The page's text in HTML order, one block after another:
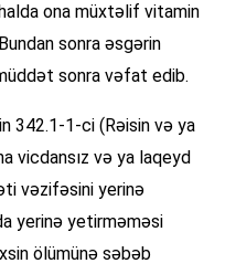
ona müxtəlif vitamin
sonra əsgərin
sonra vəfat edib.
342.1-1-ci (Rəisin və ya
vicdansız və ya laqeyd
vəzifəsini yerinə
yerinə yetirməməsi
ölümünə səbəb